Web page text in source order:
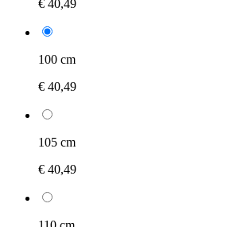
€ 40,49
100 cm
€ 40,49
105 cm
€ 40,49